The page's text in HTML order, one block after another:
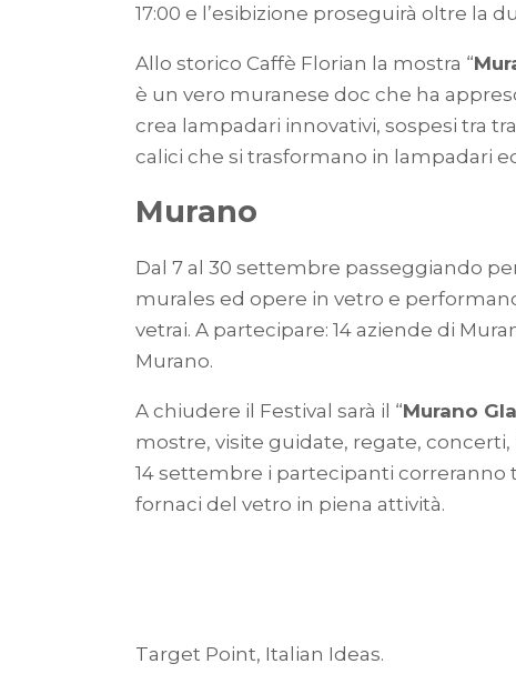
17:00 e l’esibizione proseguirà oltre la
Allo storico Caffè Florian la mostra “
è un vero muranese doc che ha
crea lampadari innovativi, sospesi tra
calici che si trasformano in lampadari
Murano
Dal 7 al 30 settembre passeggiando
murales ed opere in vetro e
vetrai. A partecipare: 14 aziende di
Murano.
A chiudere il Festival sarà il “Murano
mostre, visite guidate, regate, concerti,
14 settembre i partecipanti
fornaci del vetro in piena attività.
Target Point, Italian Ideas.